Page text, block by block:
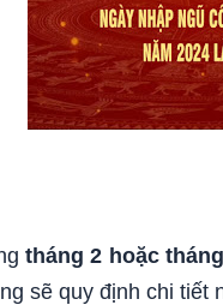
tháng 2 hoặc
sẽ quy định chi tiết